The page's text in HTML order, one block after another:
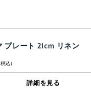
プレート 21cm リネン
込)
詳細を見る